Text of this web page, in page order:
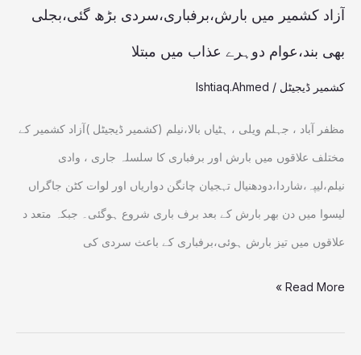
آزاد کشمیر میں بارش،برفباری،سردی بڑھ گئی،بجلی
بھی بند،عوام دوہرے عذاب میں مبتلا
کشمیر ڈیجیٹل /
Ishtiaq.Ahmed
مظفر آباد ، جہلم ویلی ، ہٹیاں بالا،نیلم (کشمیر ڈیجیٹل )آزاد کشمیر کے
مختلف علاقوں میں بارش اور برفباری کا سلسلہ جاری ، وادی
نیلم،لیپہ،شاردا،دودھنیال تہجیان چانگن دواریاں اور لوات کٹن جاگراں
لیسوا میں دن بھر بارش کے بعد برف باری شروع ہوگئی۔ جبکہ متعد د
علاقوں میں تیز بارش ہوئی،برفباری کے باعث سردی کی
دوہرے
میں
مبتلا
Read More »